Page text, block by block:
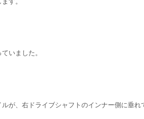
いました。
が、右ドライブシャフトのインナー側に垂れ